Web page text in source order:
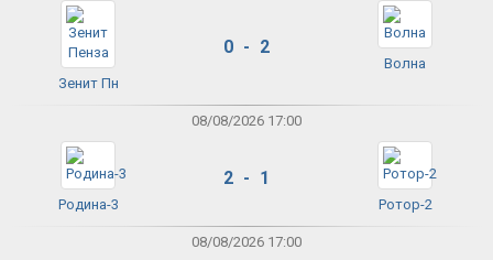
Зенит Пн
0 - 2
Волна
08/08/2026 17:00
Родина-3
2 - 1
Ротор-2
08/08/2026 17:00